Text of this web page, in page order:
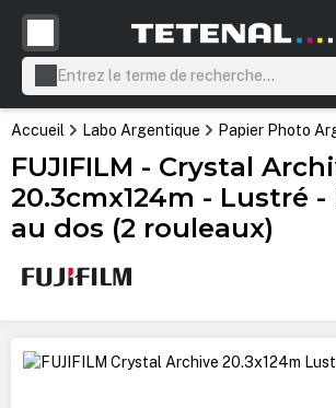
principal
Accueil Labo Argentique Papier Photo
FUJIFILM - Crystal
20.3cmx124m - Lustré -
au dos (2 rouleaux)
Ignorer la galerie d'images